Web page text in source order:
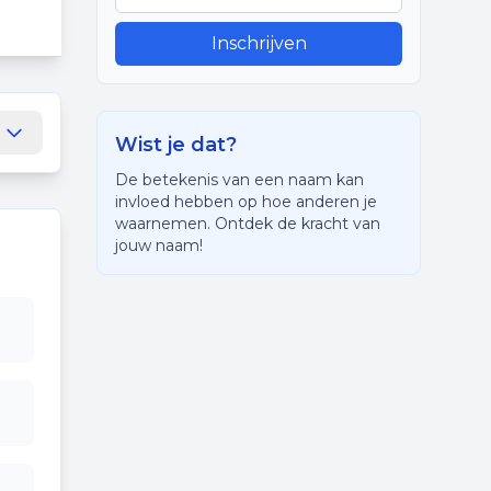
Inschrijven
Wist je dat?
De betekenis van een naam kan
invloed hebben op hoe anderen je
waarnemen. Ontdek de kracht van
jouw naam!